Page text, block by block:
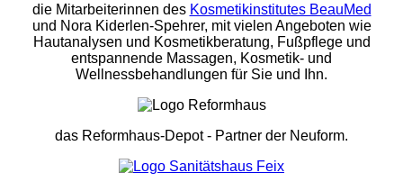
die Mitarbeiterinnen des Kosmetikinstitutes BeauMed
und Nora Kiderlen-Spehrer, mit vielen Angeboten wie
Hautanalysen und Kosmetikberatung, Fußpflege und
entspannende Massagen, Kosmetik- und
Wellnessbehandlungen für Sie und Ihn.
das Reformhaus-Depot- Partner der Neuform.